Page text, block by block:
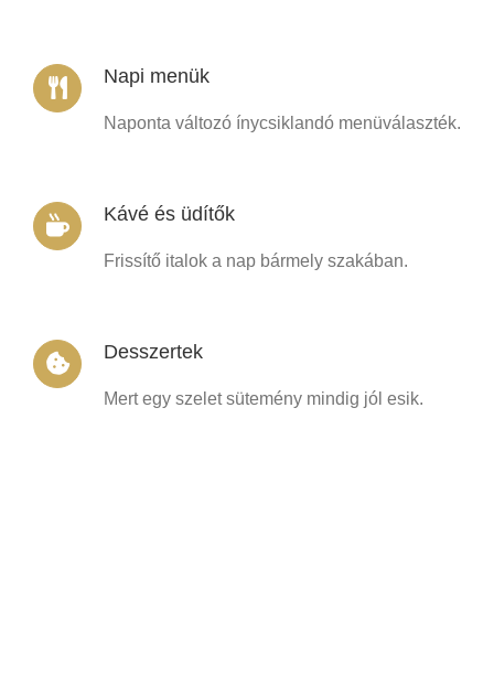
Napi menük
Naponta változó ínycsiklandó menüválaszték.
Kávé és üdítők
Frissítő italok a nap bármely szakában.
Desszertek
Mert egy szelet sütemény mindig jól esik.